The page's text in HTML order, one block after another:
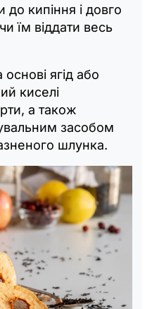
до кипіння і довго
їм віддати весь
ягід або
киселі
а також
засобом
шлунка.